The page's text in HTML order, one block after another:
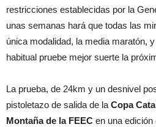
restricciones establecidas por la
unas semanas hará que todas las
única modalidad, la media maratón,
habitual pruebe mejor suerte la
La prueba, de 24km y un desnivel
pistoletazo de salida de la Copa
Montaña de la FEEC en una edición